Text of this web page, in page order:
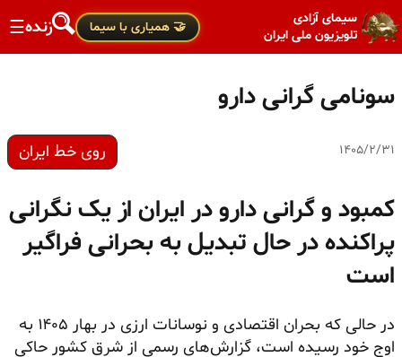
سیمای آزادی
تلویزیون ملی ایران
🤝 همیاری با سیما زنده☰
سونامی گرانی دارو
۱۴۰۵/۲/۳۱ روی خط ایران
کمبود و گرانی دارو در ایران از یک نگرانی
پراکنده در حال تبدیل به بحرانی فراگیر
است
در حالی که بحران اقتصادی و نوسانات ارزی در بهار ۱۴۰۵ به
اوج خود رسیده است، گزارش‌های رسمی از شرق کشور حاکی